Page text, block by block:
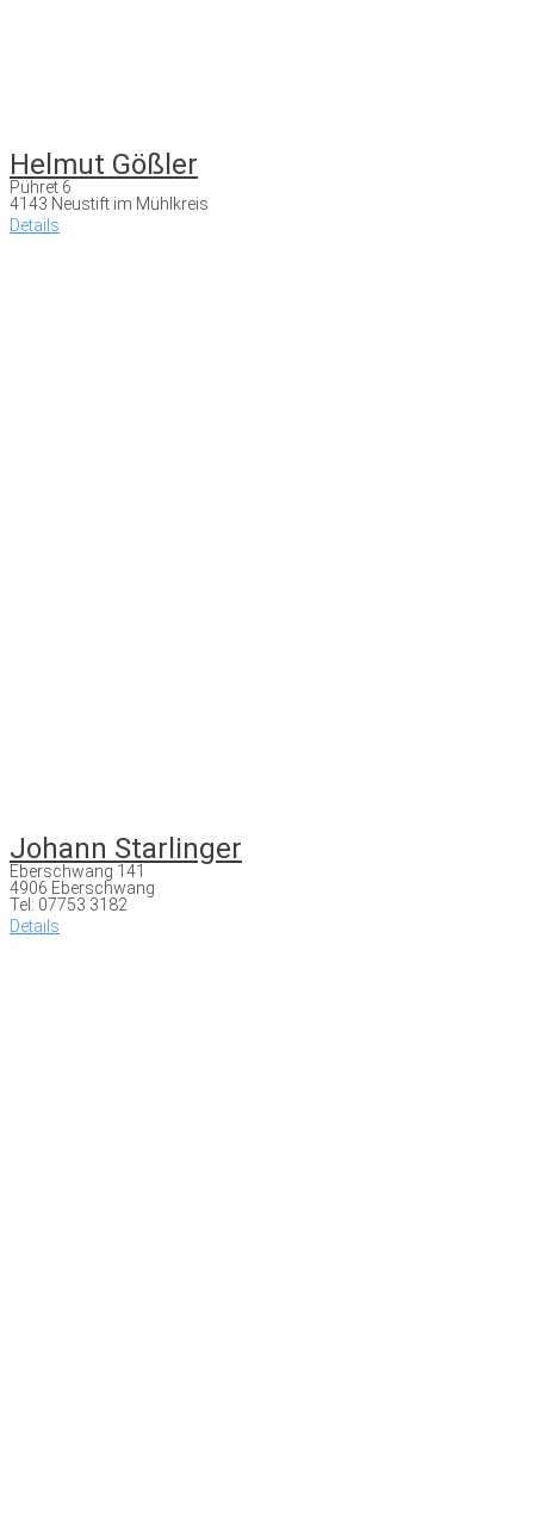
Helmut Gößler
Pühret 6
4143 Neustift im Mühlkreis
Details
Johann Starlinger
Eberschwang 141
4906 Eberschwang
Tel: 07753 3182
Details